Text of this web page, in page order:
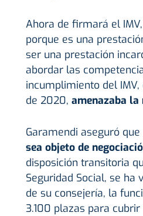
Ahora de firmará el
porque es una
ser una prestación
abordar las
incumplimiento del
de 2020, amenazaba la
Garamendi aseguró que
sea objeto de
disposición transitoria
Seguridad Social, se
de su consejería, la
3.100 plazas para cubrir